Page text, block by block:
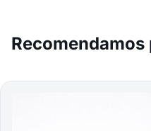
Recomendamos